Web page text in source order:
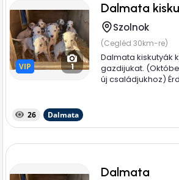
VIP
VIP 1
Dalmata
Szolnok
(Cegléd 30km-re)
Dalmata kiskutyák
gazdijukat.
új családjukhoz)
26 Dalmata
Dalmata